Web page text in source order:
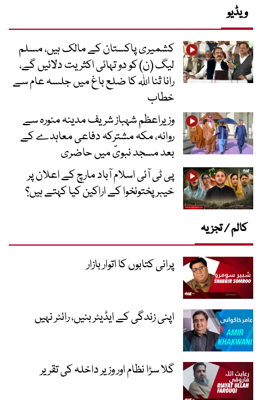
ویڈیو
کشمیری پاکستان کے مالک ہیں، مسلم
لیگ (ن) کو دو تہائی اکثریت دلائیں گے،
رانا ثنا اللہ کا ضلع باغ میں جلسہ عام سے
خطاب
وزیراعظم شہباز شریف مدینہ منورہ سے
روانہ، مکہ مشترکہ دفاعی معاہدے کے
بعد مسجد نبویؐ میں حاضری
پی ٹی آئی اسلام آباد مارچ کے اعلان پر
خیبر پختونخوا کے اراکین کیا کہتے ہیں؟
کالم / تجزیہ
پرانی کتابوں کا اتوار بازار
اپنی زندگی کے ایڈیٹر بنیں، رائٹر نہیں
گلا سڑا نظام اور وزیر داخلہ کی تقریر